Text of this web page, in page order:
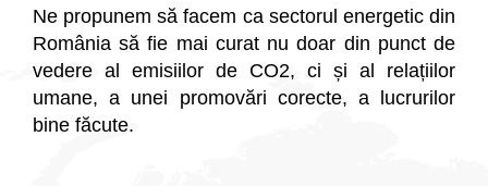
Ne propunem să facem ca sectorul energetic din
România să fie mai curat nu doar din punct de
vedere al emisiilor de CO2, ci și al relațiilor
umane, a unei promovări corecte, a lucrurilor
bine făcute.